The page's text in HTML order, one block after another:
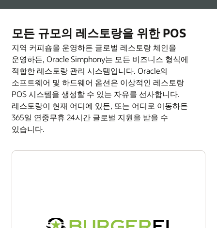
셀프 서비스로 마케터 역량 강화
CrowdTwist 더 알아보기
맞춤형 템플릿을 통해 고도로 개인화된 경험 제공
Simphony 키오스크 더 알아보기
관리할 수 있는 예약 및 대기 명단
레스토랑의 외관, 분위기, 레이아웃에 따라
커스터마이징할 수 있는 그래픽 인터페이스
다중 언어 및 통화 서비스를 위한 다국어 지원 한
국가에서 운영 중이든 전 세계에 걸쳐 운영 중이든
Oracle이 도와 드리겠습니다
계약 조건을 제공합니다.
결제 처리 서비스 더 알아보기
Oracle KDS로 인하우스 대기 직원, 셀프 서비스
키오스크, 드라이브스루 웹 사이트, 모바일 앱, 타사 제공
플랫폼을 비롯한 모든 채널의 주문을 통합 관리할 수
있습니다. Oracle KDS는 다음과 같은 기능을 제공합니다:
효율적이고 정확한 주문 자동화, 처리, 추적, 이행
주방 처리량 및 타이밍 문제 파악
폐기물 최소화 및 고객 만족도 향상
단일 솔루션으로 트랜잭션 처리 및 주방 운영 통합
인력 관리 및 스케줄링에 대해 자세히 알아보기
애플리케이션은 기업 수준에서 제어할 수 있으므로 여러
위치에서 브랜드 일관성을 유지할 수 있을 뿐만 아니라
자산 수준 관리의 유연성도 높아집니다.
즉시 사용 가능한 실시간 KPI 보고를 통해 관리자 및
보고 및 분석 기능은 보고서 배포를 자동화하고, 미션
크리티컬 작업에 대한 모바일 경고를 제공하고, 비즈니스
인텔리전스 API를 통해 재무 및 HR 시스템에 통합될 수
있습니다. Oracle Analytics Cloud 또는 타사 BI를
사용하여 여러 POS, 프론트오피스 및 백오피스 시스템의
데이터를 중앙화, 정규화할 수 있습니다.
비즈니스 인텔리전스 API
Oracle Business Intelligence API를 통해 회계, 기업
대시보드, 재고 추적, 인력 일정 관리 등의 내부 도구
이 안전하고 확장 가능한 API는 모든 수준의 레스토랑
모든 규모의 레스토랑을 위한 POS
지역 커피숍을 운영하든 글로벌 레스토랑 체인을
운영하든, Oracle Simphony는 모든 비즈니스 형식에
적합한 레스토랑 관리 시스템입니다. Oracle의
소프트웨어 및 하드웨어 옵션은 이상적인 레스토랑
POS 시스템을 생성할 수 있는 자유를 선사합니다.
레스토랑이 현재 어디에 있든, 또는 어디로 이동하든
365일 연중무휴 24시간 글로벌 지원을 받을 수
있습니다.